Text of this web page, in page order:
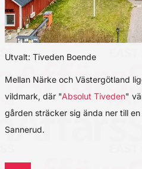
Utvalt: Tiveden Boende
Mellan Närke och Västergötland
vildmark, där "Absolut Tiveden"
gården sträcker sig ända ner till
Sannerud.